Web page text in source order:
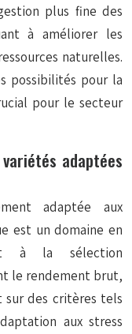
plus fine des
à améliorer les
naturelles.
possibilités pour la
pour le secteur
adaptées
adaptée aux
est un domaine en
à la sélection
le rendement brut,
sur des critères tels
aux stress